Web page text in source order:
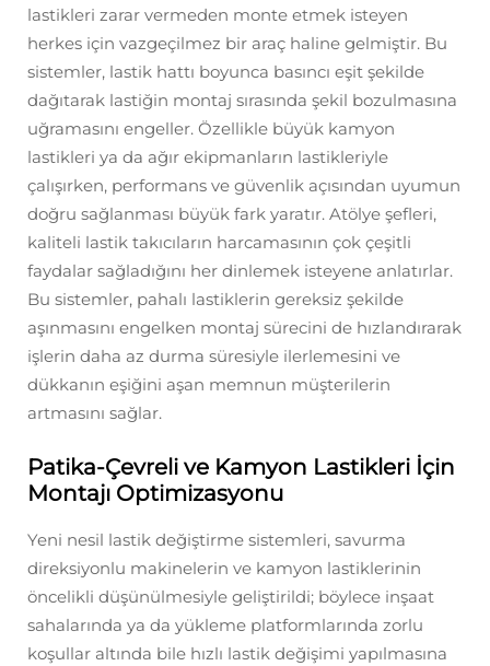
lastikleri zarar vermeden monte etmek isteyen
herkes için vazgeçilmez bir araç haline gelmiştir. Bu
sistemler, lastik hattı boyunca basıncı eşit şekilde
dağıtarak lastiğin montaj sırasında şekil bozulmasına
uğramasını engeller. Özellikle büyük kamyon
lastikleri ya da ağır ekipmanların lastikleriyle
çalışırken, performans ve güvenlik açısından uyumun
doğru sağlanması büyük fark yaratır. Atölye şefleri,
kaliteli lastik takıcıların harcamasının çok çeşitli
faydalar sağladığını her dinlemek isteyene anlatırlar.
Bu sistemler, pahalı lastiklerin gereksiz şekilde
aşınmasını engelken montaj sürecini de hızlandırarak
işlerin daha az durma süresiyle ilerlemesini ve
dükkanın eşiğini aşan memnun müşterilerin
artmasını sağlar.
Patika-Çevreli ve Kamyon Lastikleri İçin
Montajı Optimizasyonu
Yeni nesil lastik değiştirme sistemleri, savurma
direksiyonlu makinelerin ve kamyon lastiklerinin
öncelikli düşünülmesiyle geliştirildi; böylece inşaat
sahalarında ya da yükleme platformlarında zorlu
koşullar altında bile hızlı lastik değişimi yapılmasına